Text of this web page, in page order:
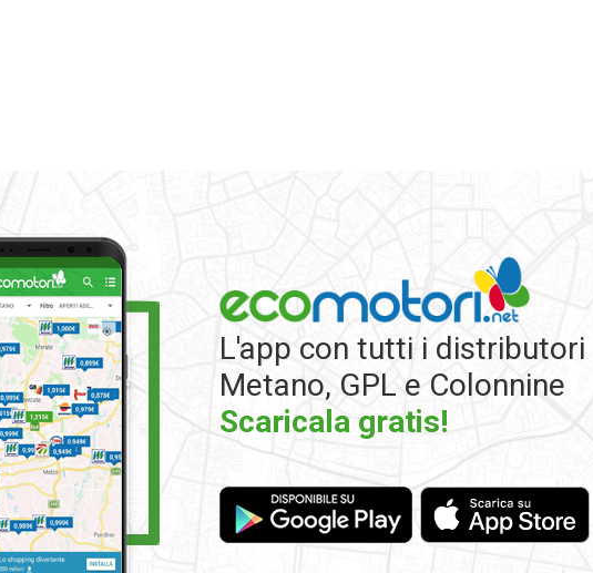
L'app con tutti i distributori
Metano, GPL e Colonnine
Scaricala gratis!